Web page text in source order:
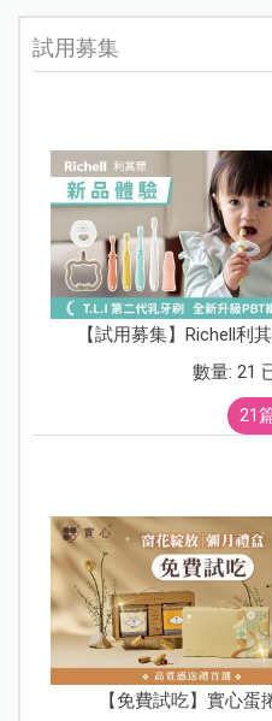
試用募集
【試用募集】Richell利
數量: 21
21
【免費試吃】實心